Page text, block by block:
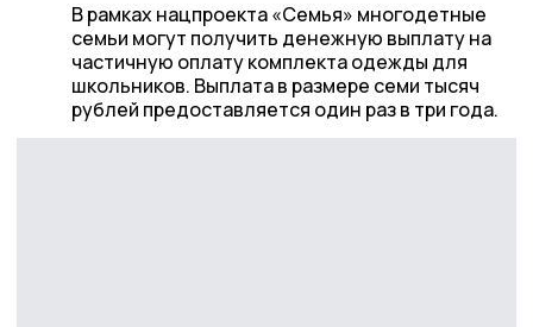
В рамках нацпроекта «Семья» многодетные
семьи могут получить денежную выплату на
частичную оплату комплекта одежды для
школьников. Выплата в размере семи тысяч
рублей предоставляется один раз в три года.